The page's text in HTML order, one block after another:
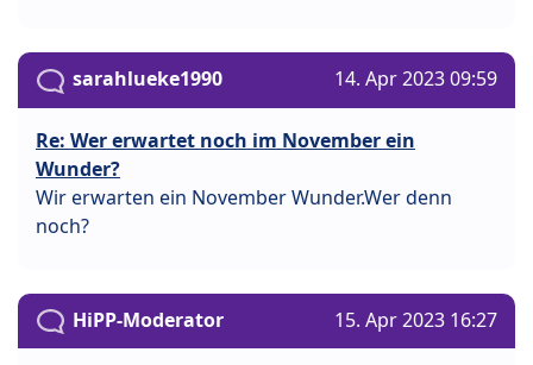
sarahlueke1990 14. Apr 2023 09:59
Re: Wer erwartet noch im November ein
Wunder?
Wir erwarten ein November Wunder.Wer denn
noch?
HiPP-Moderator 15. Apr 2023 16:27